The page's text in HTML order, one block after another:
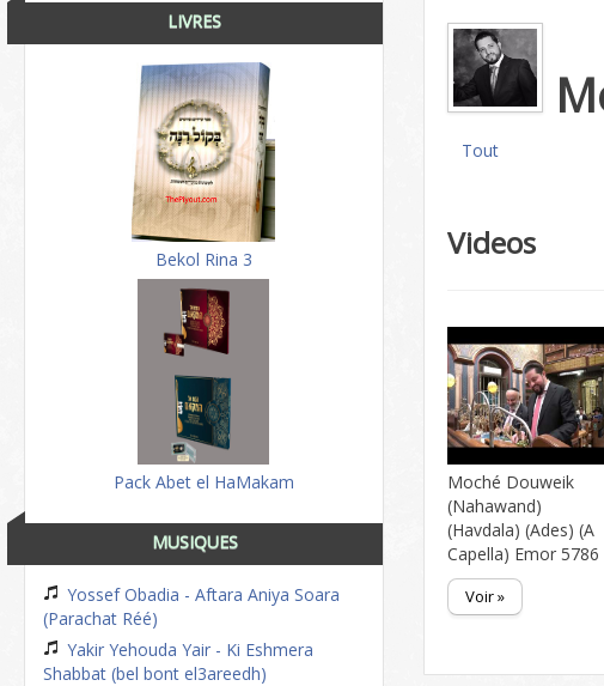
LIVRES
Bekol Rina 3
Pack Abet el HaMakam
MUSIQUES
Yossef Obadia - Aftara Aniya Soara
(Parachat Réé)
Yakir Yehouda Yair - Ki Eshmera
Shabbat (bel bont el3areedh)
Tout
Videos
Moché Douweik
(Nahawand)
(Havdala) (Ades) (A
Capella) Emor 5786
Voir »